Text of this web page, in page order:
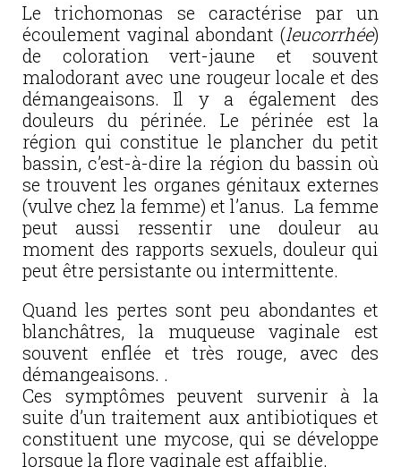
Le trichomonas se caractérise par un
écoulement vaginal abondant (leucorrhée)
de coloration vert-jaune et souvent
malodorant avec une rougeur locale et des
démangeaisons. Il y a également des
douleurs du périnée. Le périnée est la
région qui constitue le plancher du petit
bassin, c’est-à-dire la région du bassin où
se trouvent les organes génitaux externes
(vulve chez la femme) et l’anus. La femme
peut aussi ressentir une douleur au
moment des rapports sexuels, douleur qui
peut être persistante ou intermittente.
Quand les pertes sont peu abondantes et
blanchâtres, la muqueuse vaginale est
souvent enflée et très rouge, avec des
démangeaisons. .
Ces symptômes peuvent survenir à la
suite d’un traitement aux antibiotiques et
constituent une mycose, qui se développe
lorsque la flore vaginale est affaiblie.